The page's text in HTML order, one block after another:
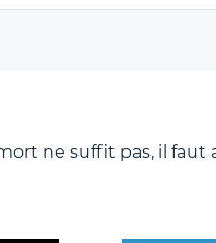
ne suffit pas, il faut